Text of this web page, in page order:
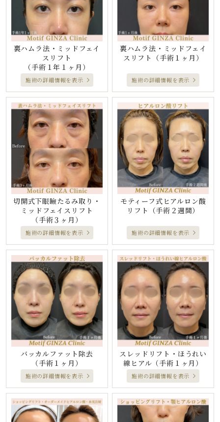
裏ハムラ法・ミッドフェイ
スリフト
（手術１年１ヶ月）
施術の詳細情報を表示
裏ハムラ法・ミッドフェイ
スリフト
（手術１ヶ月）
施術の詳細情報を表示
切開式下眼瞼たるみ取り・
ミッドフェイスリフト
（手術３ヶ月）
施術の詳細情報を表示
モティーフ式ヒアルロン酸
リフト
（手術２週間）
施術の詳細情報を表示
バッカルファット除去
（手術１ヶ月）
施術の詳細情報を表示
スレッドリフト・ほうれい
線ヒアル （手術１ヶ月）
施術の詳細情報を表示